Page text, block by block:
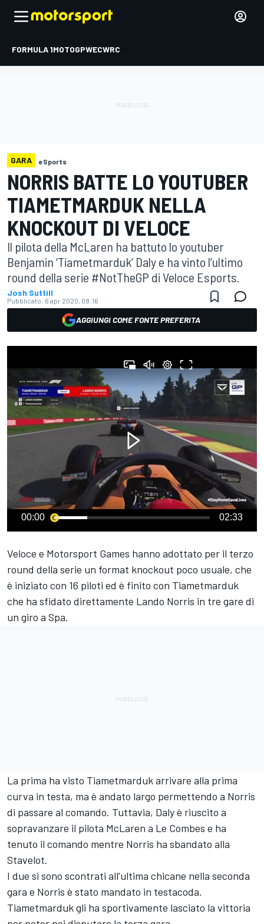
FORMULA 1MOTOGPWECWRC
GARA eSports
NORRIS BATTE LO YOUTUBER
TIAMETMARDUK NELLA
KNOCKOUT DI VELOCE
Il pilota della McLaren ha battuto lo youtuber
Benjamin ‘Tiametmarduk’ Daly e ha vinto l’ultimo
round della serie #NotTheGP di Veloce Esports.
Josh Suttill
Pubblicato: 6 apr 2020, 08:16
AGGIUNGI COME FONTE PREFERITA
00:00 02:33
Veloce e Motorsport Games hanno adottato per il terzo
round della serie un format knockout poco usuale, che
è iniziato con 16 piloti ed è finito con Tiametmarduk
che ha sfidato direttamente Lando Norris in tre gare di
un giro a Spa.
La prima ha visto Tiametmarduk arrivare alla prima
curva in testa, ma è andato largo permettendo a Norris
di passare al comando. Tuttavia, Daly è riuscito a
sopravanzare il pilota McLaren a Le Combes e ha
tenuto il comando mentre Norris ha sbandato alla
Stavelot.
I due si sono scontrati all’ultima chicane nella seconda
gara e Norris è stato mandato in testacoda.
Tiametmarduk gli ha sportivamente lasciato la vittoria